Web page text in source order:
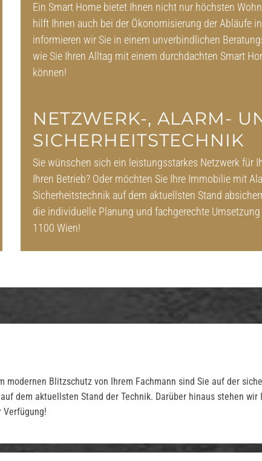
Ein Smart Home bietet Ihnen nicht nur höchsten
hilft Ihnen auch bei der Ökonomisierung der Abläufe
informieren wir Sie in einem unverbindlichen
wie Sie Ihren Alltag mit einem durchdachten Smart
können!
NETZWERK-, ALARM-
SICHERHEITSTECHNIK
Sie wünschen sich ein leistungsstarkes Netzwerk für
Ihren Betrieb? Oder möchten Sie Ihre Immobilie mit
Sicherheitstechnik auf dem aktuellsten Stand
die individuelle Planung und fachgerechte
1100 Wien!
Blitzschutz von Ihrem Fachmann sind Sie auf der
dem aktuellsten Stand der Technik. Darüber hinaus stehen wir
Verfügung!